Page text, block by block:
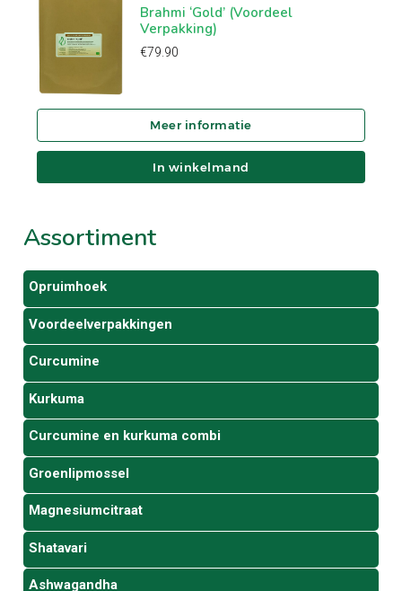
Assortiment
Opruimhoek
Voordeelverpakkingen
Curcumine
Kurkuma
Curcumine en kurkuma combi
Groenlipmossel
Magnesiumcitraat
Shatavari
Ashwagandha
Brahmi ‘Gold’ (Voordeel
Verpakking)
€79.90
In winkelmand